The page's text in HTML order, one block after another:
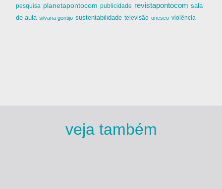
pesquisa planetapontocom publicidade revistapontocom sala
de aula silvana gontijo sustentabilidade televisão unesco violência
veja também